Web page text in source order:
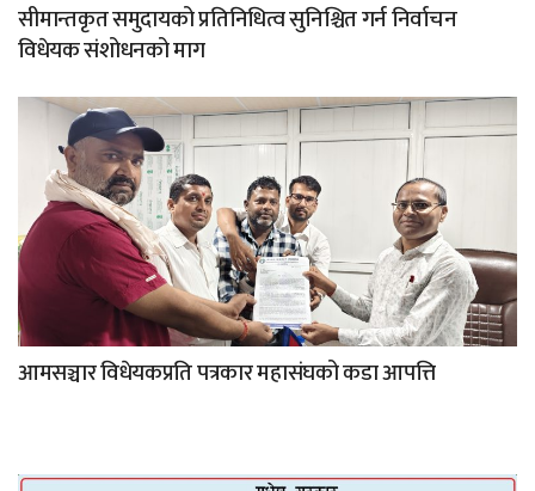
सीमान्तकृत समुदायको प्रतिनिधित्व सुनिश्चित गर्न निर्वाचन
विधेयक संशोधनको माग
आमसञ्चार विधेयकप्रति पत्रकार महासंघको कडा आपत्ति